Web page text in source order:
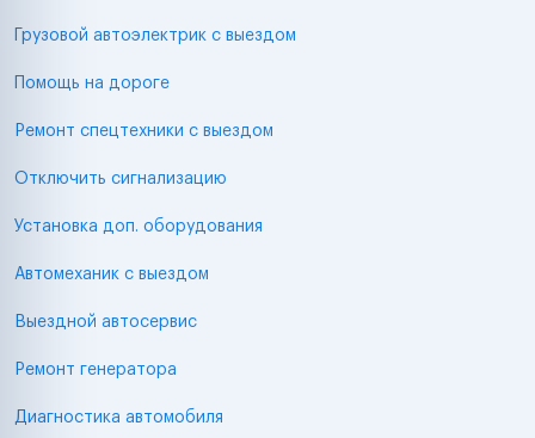
Грузовой автоэлектрик с выездом
Помощь на дороге
Ремонт спецтехники с выездом
Отключить сигнализацию
Установка доп. оборудования
Автомеханик с выездом
Выездной автосервис
Ремонт генератора
Диагностика автомобиля